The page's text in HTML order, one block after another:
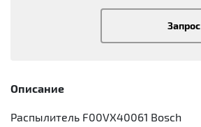
Запрос
Описание
Распылитель F00VX40061 Bosch